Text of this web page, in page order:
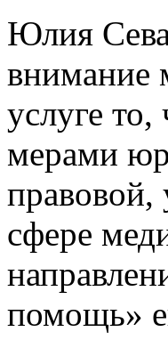
Юлия
внимание
услуге то,
мерами
правовой,
сфере
помощь»